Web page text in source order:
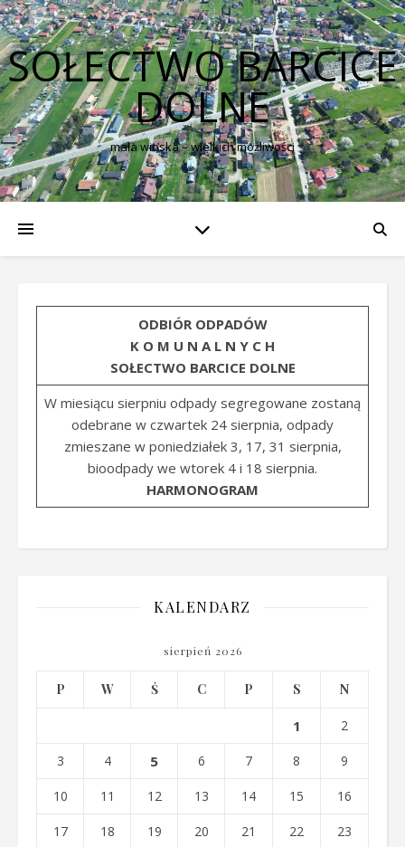
SOŁECTWO BARCICE
DOLNE
mała wioska – wielkich możliwości
ODBIÓR ODPADÓW
K O M U N A L N Y C H
SOŁECTWO BARCICE DOLNE
W miesiącu sierpniu odpady segregowane zostaną
odebrane w czwartek 24 sierpnia, odpady
zmieszane w poniedziałek 3, 17, 31 sierpnia,
bioodpady we wtorek 4 i 18 sierpnia.
HARMONOGRAM
KALENDARZ
sierpień 2026
P W Ś C P S N
1 2
3 4 5 6 7 8 9
10 11 12 13 14 15 16
17 18 19 20 21 22 23